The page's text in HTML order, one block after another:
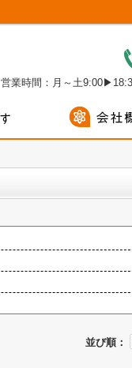
営業時間：月～土
並び順：